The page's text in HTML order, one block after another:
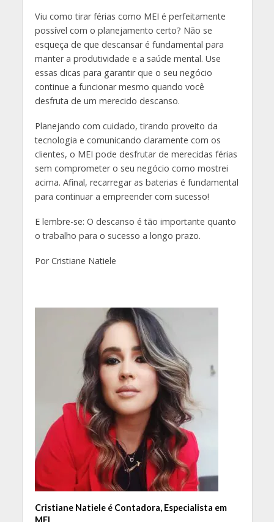
Viu como tirar férias como MEI é perfeitamente
possível com o planejamento certo? Não se
esqueça de que descansar é fundamental para
manter a produtividade e a saúde mental. Use
essas dicas para garantir que o seu negócio
continue a funcionar mesmo quando você
desfruta de um merecido descanso.
Planejando com cuidado, tirando proveito da
tecnologia e comunicando claramente com os
clientes, o MEI pode desfrutar de merecidas férias
sem comprometer o seu negócio como mostrei
acima. Afinal, recarregar as baterias é fundamental
para continuar a empreender com sucesso!
E lembre-se: O descanso é tão importante quanto
o trabalho para o sucesso a longo prazo.
Por Cristiane Natiele
Cristiane Natiele é Contadora, Especialista em